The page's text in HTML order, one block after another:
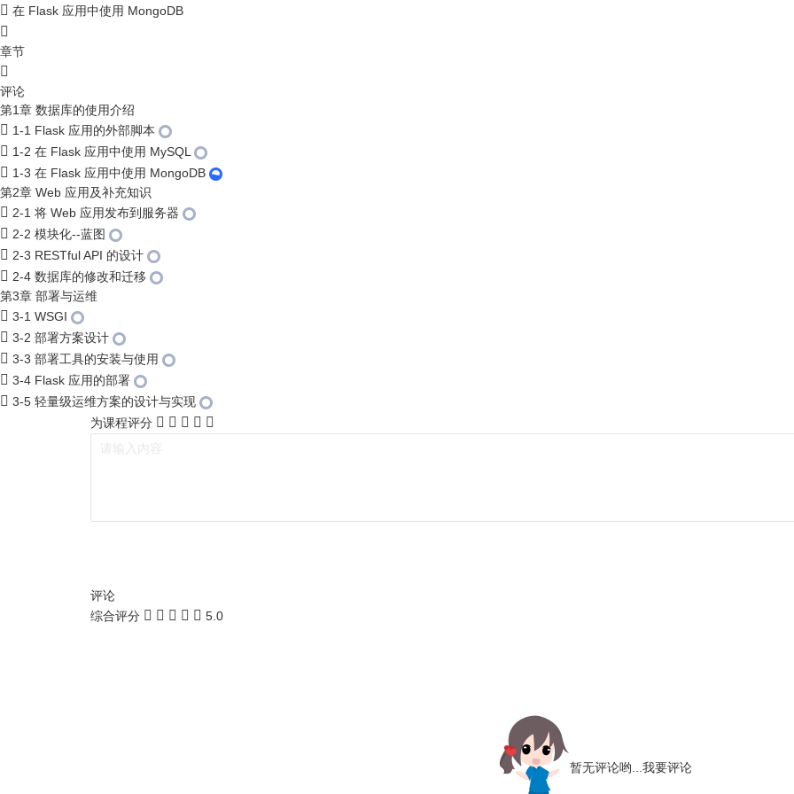
在 Flask 应用中使用 MongoDB
章节
评论
第1章 数据库的使用介绍
1-1 Flask 应用的外部脚本
1-2 在 Flask 应用中使用 MySQL
1-3 在 Flask 应用中使用 MongoDB
第2章 Web 应用及补充知识
2-1 将 Web 应用发布到服务器
2-2 模块化--蓝图
2-3 RESTful API 的设计
2-4 数据库的修改和迁移
第3章 部署与运维
3-1 WSGI
3-2 部署方案设计
3-3 部署工具的安装与使用
3-4 Flask 应用的部署
3-5 轻量级运维方案的设计与实现
为课程评分
评论
综合评分
5.0
暂无评论哟... 我要评论